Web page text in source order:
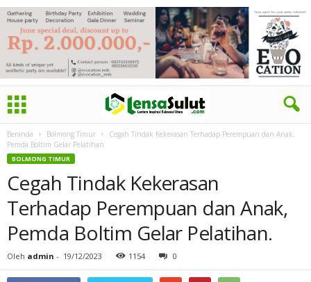
Beranda Bolmong Timur
Cegah Tindak Kekerasan Terhadap Perempuan dan Anak,
Pemda Boltim Gelar Pelatihan.
BOLMONG TIMUR
Cegah Tindak Kekerasan
Terhadap Perempuan dan Anak,
Pemda Boltim Gelar Pelatihan.
Oleh admin - 19/12/2023 1154 0